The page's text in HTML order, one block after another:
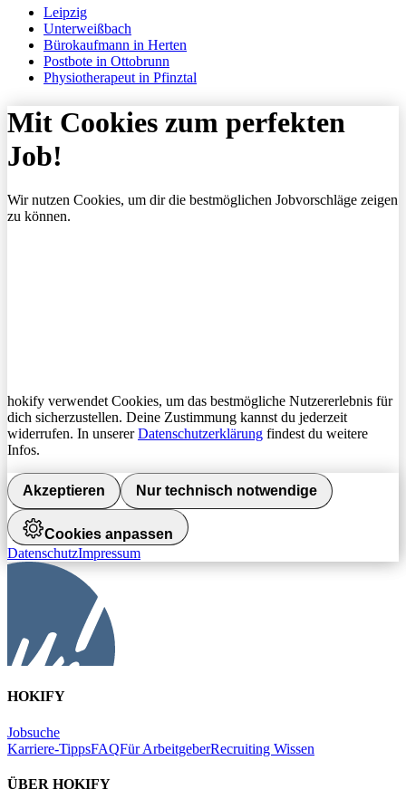
Leipzig
Unterweißbach
Bürokaufmann in Herten
Postbote in Ottobrunn
Physiotherapeut in Pfinztal
Mit Cookies zum perfekten
Job!
Wir nutzen Cookies, um dir die bestmöglichen Jobvorschläge zeigen
zu können.
hokify verwendet Cookies, um das bestmögliche Nutzererlebnis für
dich sicherzustellen. Deine Zustimmung kannst du jederzeit
widerrufen. In unsererDatenschutzerklärung findest du weitere
Infos.
Akzeptieren Nur technisch notwendige
Cookies anpassen
DatenschutzImpressum
HOKIFY
Jobsuche
Karriere-TippsFAQFür ArbeitgeberRecruiting Wissen
ÜBER HOKIFY